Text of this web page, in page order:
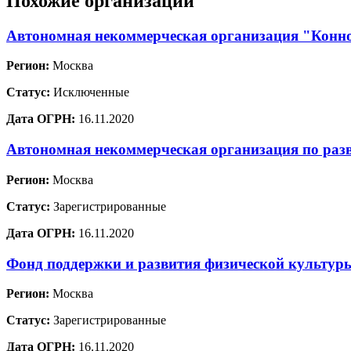
Автономная некоммерческая организация
Регион: Москва
Статус: Исключенные
Дата ОГРН: 16.11.2020
Автономная некоммерческая организация по
Регион: Москва
Статус: Зарегистрированные
Дата ОГРН: 16.11.2020
Фонд поддержки и развития физической
Регион: Москва
Статус: Зарегистрированные
Дата ОГРН: 16.11.2020